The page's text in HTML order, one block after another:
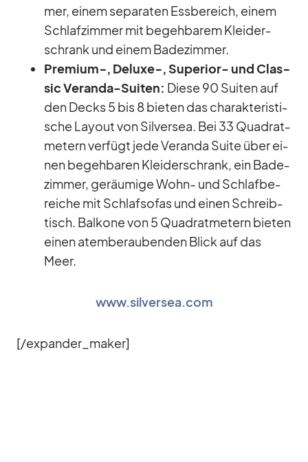
mer, ei­nem se­pa­ra­ten Ess­be­reich, ei­nem
Schlaf­zim­mer mit be­geh­ba­rem Klei­der­
schrank und ei­nem Ba­de­zim­mer.
Premium‑, Deluxe‑, Su­pe­rior- und Clas­
sic Ve­randa-Sui­ten: Diese 90 Sui­ten auf
den Decks 5 bis 8 bie­ten das cha­rak­te­ris­ti­
sche Lay­out von Sil­ver­sea. Bei 33 Qua­drat­
me­tern ver­fügt jede Ve­randa Suite über ei­
nen be­geh­ba­ren Klei­der­schrank, ein Ba­de­
zim­mer, ge­räu­mige Wohn- und Schlaf­be­
rei­che mit Schlaf­so­fas und ei­nen Schreib­
tisch. Bal­kone von 5 Qua­drat­me­tern bie­ten
ei­nen atem­be­rau­ben­den Blick auf das
Meer.
www.silversea.com
[/​expander_​maker]